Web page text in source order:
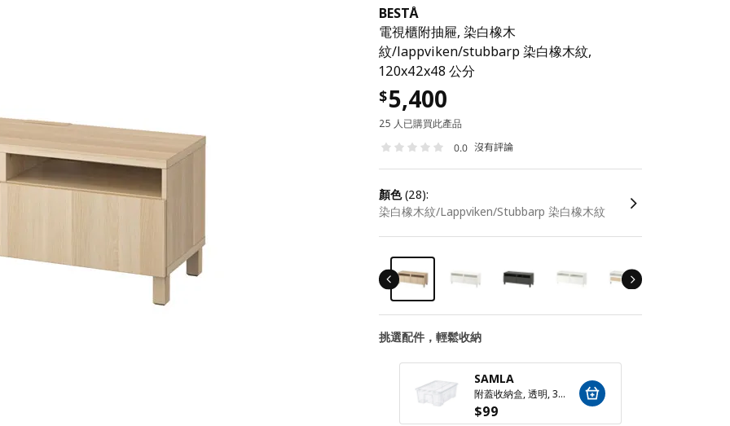
BESTÅ
電視櫃附抽屜, 染白橡木
紋/lappviken/stubbarp 染白橡木紋,
120x42x48 公分
$5,400
25 人已購買此產品
0.0 沒有評論
顏色(28):
染白橡木紋/Lappviken/Stubbarp 染白橡木紋
挑選配件，輕鬆收納
SAMLA
附蓋收納盒, 透明, 39x28x14 公分/11 公升
$99